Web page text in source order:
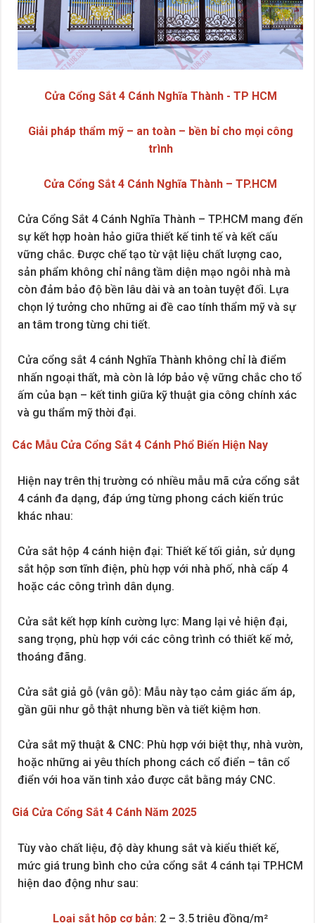
Cửa Cổng Sắt 4 Cánh Nghĩa Thành - TP HCM
Giải pháp thẩm mỹ – an toàn – bền bỉ cho mọi công
trình
Cửa Cổng Sắt 4 Cánh Nghĩa Thành – TP.HCM
Cửa Cổng Sắt 4 Cánh Nghĩa Thành – TP.HCM mang đến
sự kết hợp hoàn hảo giữa thiết kế tinh tế và kết cấu
vững chắc. Được chế tạo từ vật liệu chất lượng cao,
sản phẩm không chỉ nâng tầm diện mạo ngôi nhà mà
còn đảm bảo độ bền lâu dài và an toàn tuyệt đối. Lựa
chọn lý tưởng cho những ai đề cao tính thẩm mỹ và sự
an tâm trong từng chi tiết.
Cửa cổng sắt 4 cánh Nghĩa Thành không chỉ là điểm
nhấn ngoại thất, mà còn là lớp bảo vệ vững chắc cho tổ
ấm của bạn – kết tinh giữa kỹ thuật gia công chính xác
và gu thẩm mỹ thời đại.
Các Mẫu Cửa Cổng Sắt 4 Cánh Phổ Biến Hiện Nay
Hiện nay trên thị trường có nhiều mẫu mã cửa cổng sắt
4 cánh đa dạng, đáp ứng từng phong cách kiến trúc
khác nhau:
Cửa sắt hộp 4 cánh hiện đại: Thiết kế tối giản, sử dụng
sắt hộp sơn tĩnh điện, phù hợp với nhà phố, nhà cấp 4
hoặc các công trình dân dụng.
Cửa sắt kết hợp kính cường lực: Mang lại vẻ hiện đại,
sang trọng, phù hợp với các công trình có thiết kế mở,
thoáng đãng.
Cửa sắt giả gỗ (vân gỗ): Mẫu này tạo cảm giác ấm áp,
gần gũi như gỗ thật nhưng bền và tiết kiệm hơn.
Cửa sắt mỹ thuật & CNC: Phù hợp với biệt thự, nhà vườn,
hoặc những ai yêu thích phong cách cổ điển – tân cổ
điển với hoa văn tinh xảo được cắt bằng máy CNC.
Giá Cửa Cổng Sắt 4 Cánh Năm 2025
Tùy vào chất liệu, độ dày khung sắt và kiểu thiết kế,
mức giá trung bình cho cửa cổng sắt 4 cánh tại TP.HCM
hiện dao động như sau:
Loại sắt hộp cơ bản: 2 – 3.5 triệu đồng/m²